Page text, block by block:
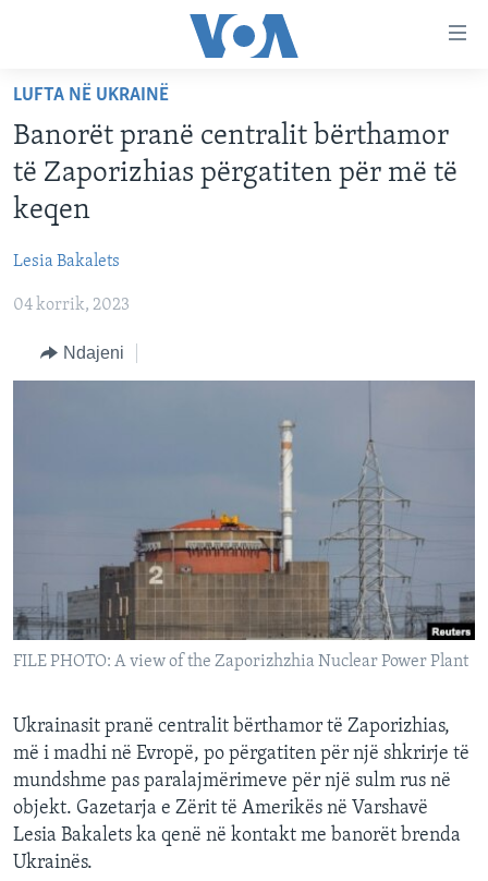
faqen
kryesore
Kalo
tek
faqja
Kalo
tek
KATEGORITË
BOTA
MJEDISI
Learning English
FOLLOW US
LUFTA NË UKRAINË
Banorët pranë centralit bërthamor
të Zaporizhias përgatiten për më të
keqen
Lesia Bakalets
04 korrik, 2023
Ndajeni
FILE PHOTO: A view of the Zaporizhzhia Nuclear Power Plant
Ukrainasit pranë centralit bërthamor të Zaporizhias,
më i madhi në Evropë, po përgatiten për një shkrirje të
mundshme pas paralajmërimeve për një sulm rus në
objekt. Gazetarja e Zërit të Amerikës në Varshavë
Lesia Bakalets ka qenë në kontakt me banorët brenda
Ukrainës.